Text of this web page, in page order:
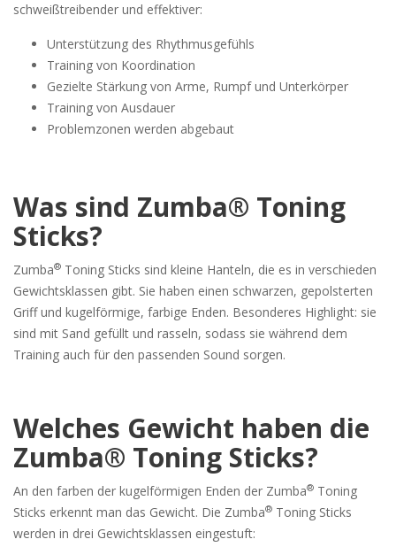
schweißtreibender und effektiver:
Unterstützung des Rhythmusgefühls
Training von Koordination
Gezielte Stärkung von Arme, Rumpf und Unterkörper
Training von Ausdauer
Problemzonen werden abgebaut
Was sind Zumba® Toning
Sticks?
Zumba® Toning Sticks sind kleine Hanteln, die es in verschieden
Gewichtsklassen gibt. Sie haben einen schwarzen, gepolsterten
Griff und kugelförmige, farbige Enden. Besonderes Highlight: sie
sind mit Sand gefüllt und rasseln, sodass sie während dem
Training auch für den passenden Sound sorgen.
Welches Gewicht haben die
Zumba® Toning Sticks?
An den farben der kugelförmigen Enden der Zumba® Toning
Sticks erkennt man das Gewicht. Die Zumba® Toning Sticks
werden in drei Gewichtsklassen eingestuft: